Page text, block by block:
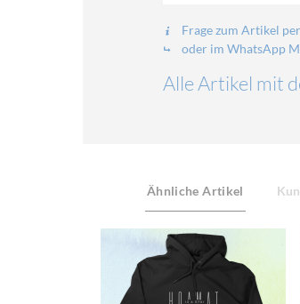
Frage zum Artikel
oder im WhatsApp
Alle Artikel mit
Ähnliche Artikel